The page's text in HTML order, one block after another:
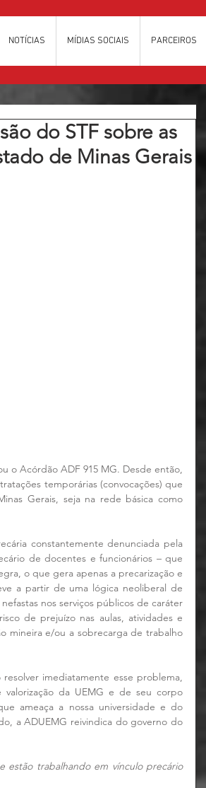
NOTÍCIAS MÍDIAS SOCIAIS PARCEIROS
do STF sobre as
de Minas Gerais
o Acórdão ADF 915 MG. Desde então,
temporárias (convocações) que
Gerais, seja na rede básica como
constantemente denunciada pela
de docentes e funcionários – que
o que gera apenas a precarização e
a partir de uma lógica neoliberal de
nos serviços públicos de caráter
de prejuízo nas aulas, atividades e
mineira e/ou a sobrecarga de trabalho
imediatamente esse problema,
da UEMG e de seu corpo
ameaça a nossa universidade e do
a ADUEMG reivindica do governo do
estão trabalhando em vínculo precário